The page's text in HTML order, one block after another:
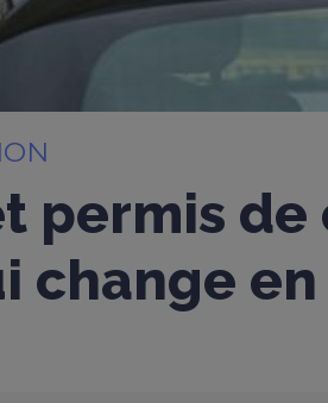
permis
change